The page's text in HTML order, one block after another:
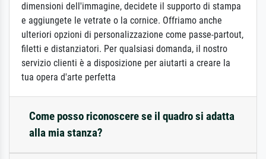
dimensioni dell'immagine, decidete il supporto di stampa
e aggiungete le vetrate o la cornice. Offriamo anche
ulteriori opzioni di personalizzazione come passe-partout,
filetti e distanziatori. Per qualsiasi domanda, il nostro
servizio clienti è a disposizione per aiutarti a creare la
tua opera d'arte perfetta
Come posso riconoscere se il quadro si adatta
alla mia stanza?